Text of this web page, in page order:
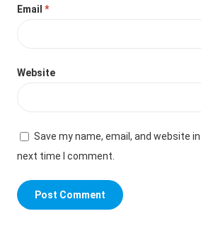
Email*
Website
Save my name, email, and website
next time I comment.